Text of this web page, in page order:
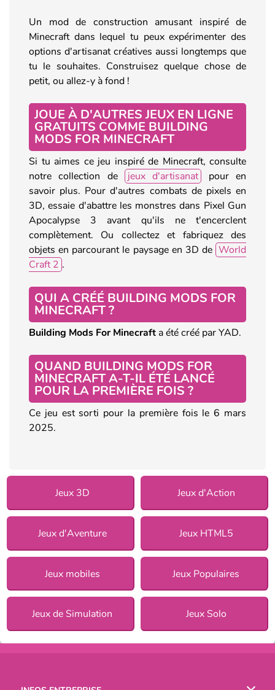
Un mod de construction amusant inspiré de
Minecraft dans lequel tu peux expérimenter des
options d'artisanat créatives aussi longtemps que
tu le souhaites. Construisez quelque chose de
petit, ou allez-y à fond !
JOUE À D'AUTRES JEUX EN LIGNE
GRATUITS COMME BUILDING
MODS FOR MINECRAFT
Si tu aimes ce jeu inspiré de Minecraft, consulte
notre collection de
jeux d'artisanat
pour en
savoir plus. Pour d'autres combats de pixels en
3D, essaie d'abattre les monstres dans Pixel Gun
Apocalypse 3 avant qu'ils ne t'encerclent
complètement. Ou collectez et fabriquez des
objets en parcourant le paysage en 3D de World
Craft 2 .
QUI A CRÉÉ BUILDING MODS FOR
MINECRAFT ?
Building Mods For Minecraft a été créé par YAD.
QUAND BUILDING MODS FOR
MINECRAFT A-T-IL ÉTÉ LANCÉ
POUR LA PREMIÈRE FOIS ?
Ce jeu est sorti pour la première fois le 6 mars
2025.
Jeux 3D Jeux d'Action
Jeux d'Aventure Jeux HTML5
Jeux mobiles Jeux Populaires
Jeux de Simulation Jeux Solo